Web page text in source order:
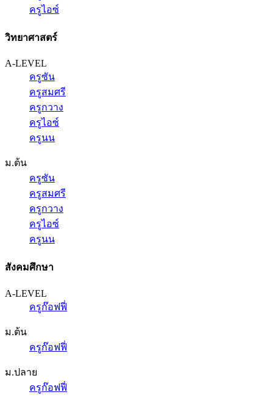
ครูไอซ์
วิทยาศาสตร์
A-LEVEL
ครูซัน
ครูสมศรี
ครูกวาง
ครูไอซ์
ครูนน
ม.ต้น
ครูซัน
ครูสมศรี
ครูกวาง
ครูไอซ์
ครูนน
สังคมศึกษา
A-LEVEL
ครูก๊อฟฟี่
ม.ต้น
ครูก๊อฟฟี่
ม.ปลาย
ครูก๊อฟฟี่